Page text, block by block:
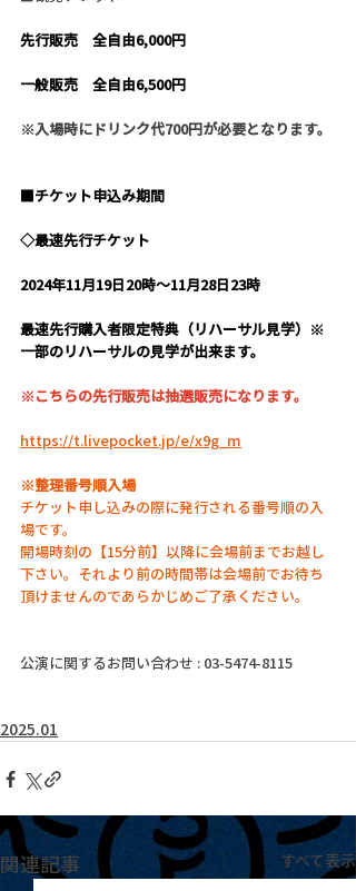
先行販売　全自由6,000円
一般販売　全自由6,500円
※入場時にドリンク代700円が必要となります。
■チケット申込み期間
◇最速先行チケット
2024年11月19日20時〜11月28日23時
最速先行購入者限定特典（リハーサル見学） ※
一部のリハーサルの見学が出来ます。
※こちらの先行販売は抽選販売になります。
https://t.livepocket.jp/e/x9g_m
※整理番号順入場
チケット申し込みの際に発行される番号順の入
場です。
開場時刻の【15分前】以降に会場前までお越し
下さい。それより前の時間帯は会場前でお待ち
頂けませんのであらかじめご了承ください。
公演に関するお問い合わせ : 03-5474-8115
2025.01
関連記事 すべて表示